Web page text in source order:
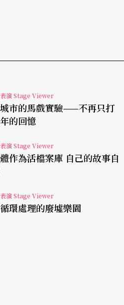
妧玲，透過她介紹，認識了
英語版。同行論同行，他極
）或尤金．歐尼爾（Euge
正好給了他一個機會，把這
歐萊利指出：「這齣戲裡有
文學院，戲劇製作是對全校
種角色多、每個人都有戲、
演 Stage Viewer
市的馬戲實驗——不再只打
的回憶
演 Stage Viewer
為活檔案庫 自己的故事自
演 Stage Viewer
環處理的廢墟樂園